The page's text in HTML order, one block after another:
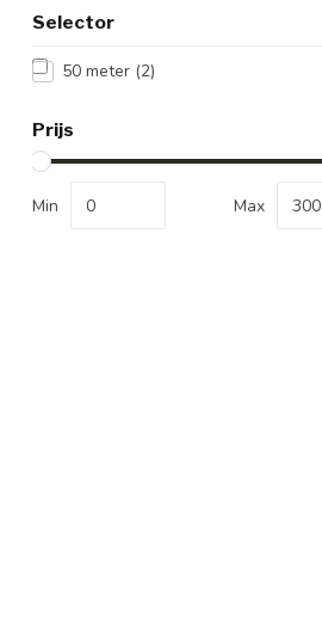
Selector
50 meter (2)
Prijs
Min Max